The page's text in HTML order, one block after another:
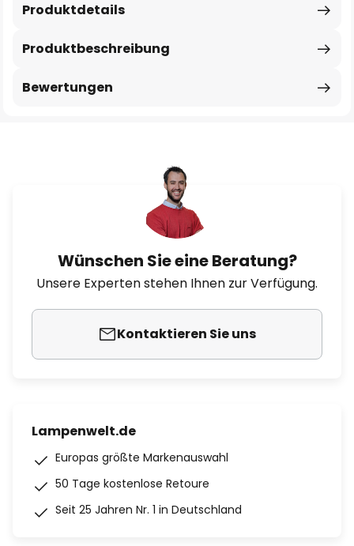
Produktbeschreibung
Produktdetails
Bewertungen
Wünschen Sie eine Beratung?
Unsere Experten stehen Ihnen zur Verfügung.
Kontaktieren Sie uns
Lampenwelt.de
Europas größte Markenauswahl
50 Tage kostenlose Retoure
Seit 25 Jahren Nr. 1 in Deutschland